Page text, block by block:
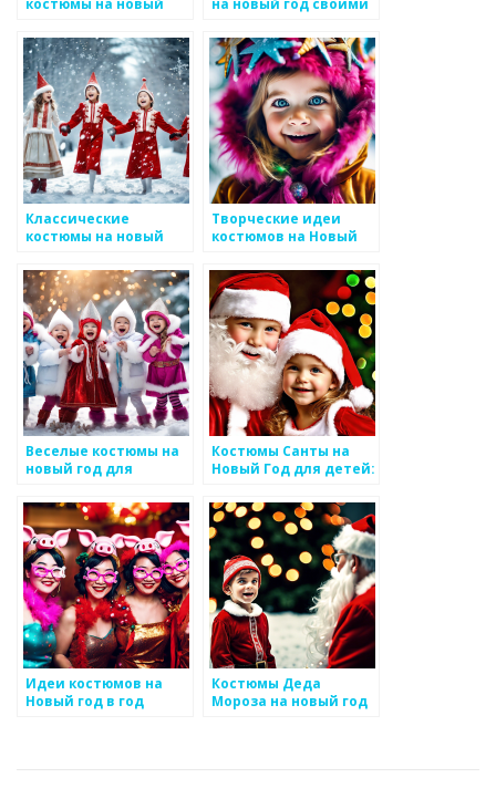
Классические
костюмы на новый
Творческие идеи
костюмов на Новый
Веселые костюмы на
новый год для
Костюмы Санты на
Новый Год для детей:
радость сердца
Идеи костюмов на
Новый год в год
Костюмы Деда
Мороза на новый год